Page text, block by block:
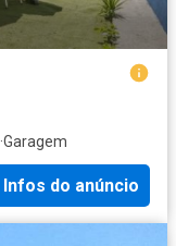
·Garagem
Infos do anúncio